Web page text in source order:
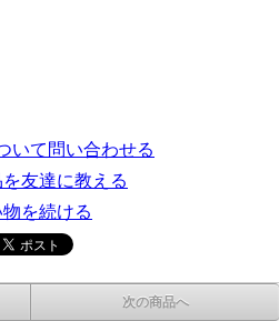
いて問い合わせる
友達に教える
を続ける
次の商品へ